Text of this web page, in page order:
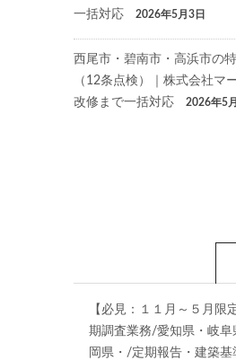
一括対応
2026年5月3日
西尾市・碧南市・高浜市の
（12条点検）｜株式会社マ
改修まで一括対応
2026年5
【必見：１１月～５月限
期調査業務/愛知県・岐阜
岡県・/定期報告・建築基